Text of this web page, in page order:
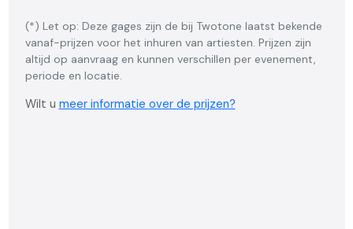
(*) Let op: Deze gages zijn de bij Twotone laatst bekende
vanaf-prijzen voor het inhuren van artiesten. Prijzen zijn
altijd op aanvraag en kunnen verschillen per evenement,
periode en locatie.
Wilt u meer informatie over de prijzen?